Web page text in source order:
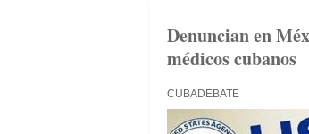
Denuncian en
médicos cubanos
CUBADEBATE